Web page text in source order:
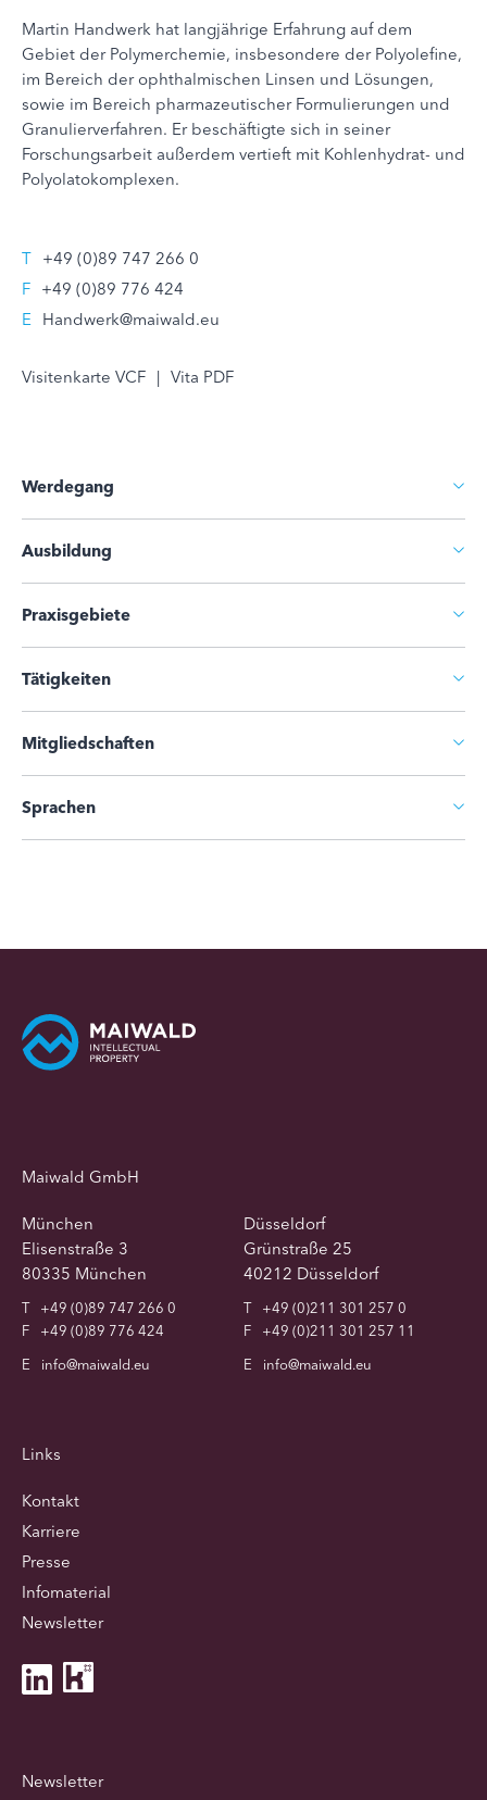
Martin Handwerk hat langjährige Erfahrung auf dem
Gebiet der Polymerchemie, insbesondere der Polyolefine,
im Bereich der ophthalmischen Linsen und Lösungen,
sowie im Bereich pharmazeutischer Formulierungen und
Granulierverfahren. Er beschäftigte sich in seiner
Forschungsarbeit außerdem vertieft mit Kohlenhydrat- und
Polyolatokomplexen.
T +49 (0)89 747 266 0
F +49 (0)89 776 424
E
Handwerk@maiwald.eu
Visitenkarte VCF | Vita PDF
Werdegang
Ausbildung
Praxisgebiete
Tätigkeiten
Mitgliedschaften
Sprachen
Maiwald GmbH
München
Elisenstraße 3
80335 München
T
+49 (0)89 747 266 0
F
+49 (0)89 776 424
E
info@maiwald.eu
Düsseldorf
Grünstraße 25
40212 Düsseldorf
T
+49 (0)211 301 257 0
F
+49 (0)211 301 257 11
E
info@maiwald.eu
Links
Kontakt
Karriere
Presse
Infomaterial
Newsletter
Newsletter